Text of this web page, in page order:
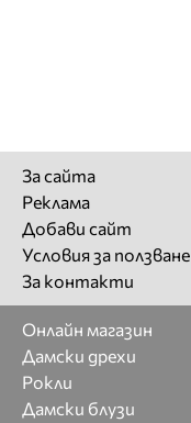
За сайта
Реклама
Добави сайт
Условия за ползване
За контакти
Онлайн магазин
Дамски дрехи
Рокли
Дамски блузи